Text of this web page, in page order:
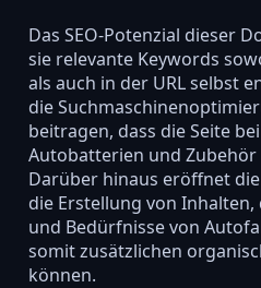
Das SEO-Potenzial dieser
sie relevante Keywords
als auch in der URL selbst
die
beitragen, dass die Seite
Autobatterien und
Darüber hinaus eröffnet
die Erstellung von
und Bedürfnisse von
somit zusätzlichen
können.